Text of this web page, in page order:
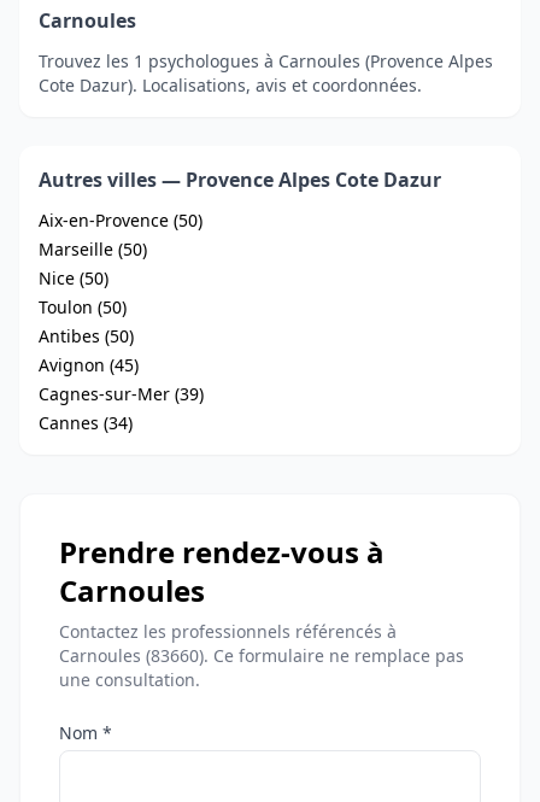
Carnoules
Trouvez les 1 psychologues à Carnoules (Provence Alpes
Cote Dazur). Localisations, avis et coordonnées.
Autres villes — Provence Alpes Cote Dazur
Aix-en-Provence (50)
Marseille (50)
Nice (50)
Toulon (50)
Antibes (50)
Avignon (45)
Cagnes-sur-Mer (39)
Cannes (34)
Prendre rendez-vous à
Carnoules
Contactez les professionnels référencés à
Carnoules (83660). Ce formulaire ne remplace pas
une consultation.
Nom *